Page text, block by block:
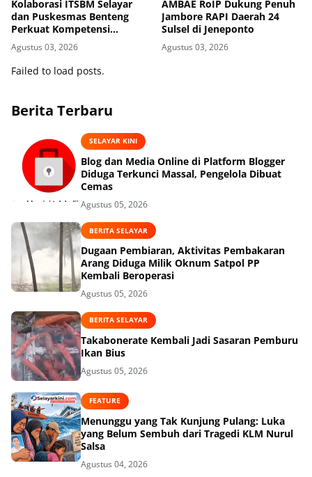
Kolaborasi ITSBM Selayar
dan Puskesmas Benteng
Perkuat Kompetensi
Mahasiswa Administrasi
Kesehatan
Agustus 03, 2026
AMBAE RoIP Dukung Penuh
Jambore RAPI Daerah 24
Sulsel di Jeneponto
Agustus 03, 2026
Failed to load posts.
Berita Terbaru
SELAYAR KINI
Blog dan Media Online di Platform Blogger
Diduga Terkunci Massal, Pengelola Dibuat
Cemas
Agustus 05, 2026
BERITA SELAYAR
Dugaan Pembiaran, Aktivitas Pembakaran
Arang Diduga Milik Oknum Satpol PP
Kembali Beroperasi
Agustus 05, 2026
BERITA SELAYAR
Takabonerate Kembali Jadi Sasaran Pemburu
Ikan Bius
Agustus 05, 2026
FEATURE
Menunggu yang Tak Kunjung Pulang: Luka
yang Belum Sembuh dari Tragedi KLM Nurul
Salsa
Agustus 04, 2026